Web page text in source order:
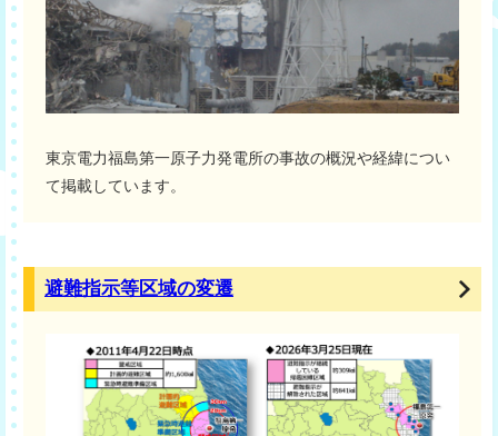
東京電力福島第一原子力発電所の事故の概況や経緯につい
て掲載しています。
避難指示等区域の変遷